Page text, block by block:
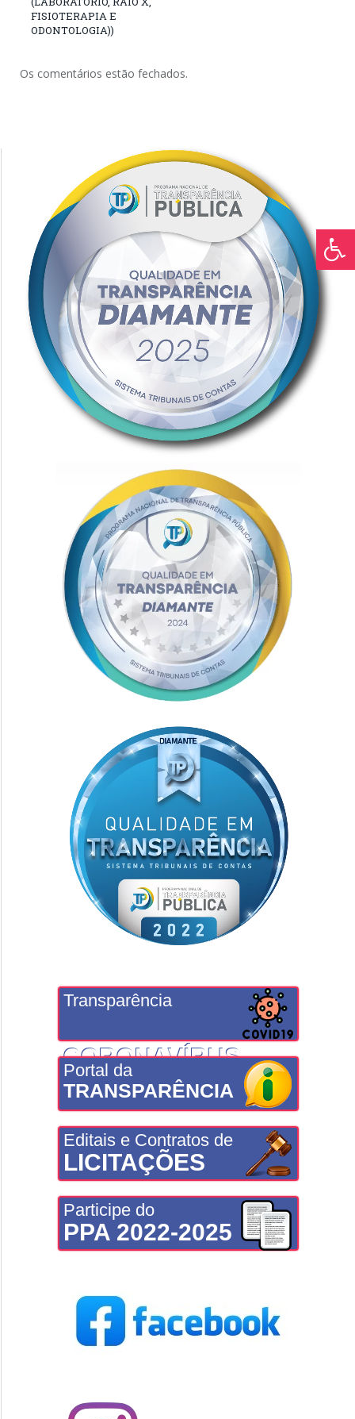
FISIOTERAPIA E
ODONTOLOGIA))
Os comentários estão fechados.
Transparência
CORONAVÍRUS
Portal da
TRANSPARÊNCIA
Editais e Contratos de
LICITAÇÕES
Participe do
PPA 2022-2025